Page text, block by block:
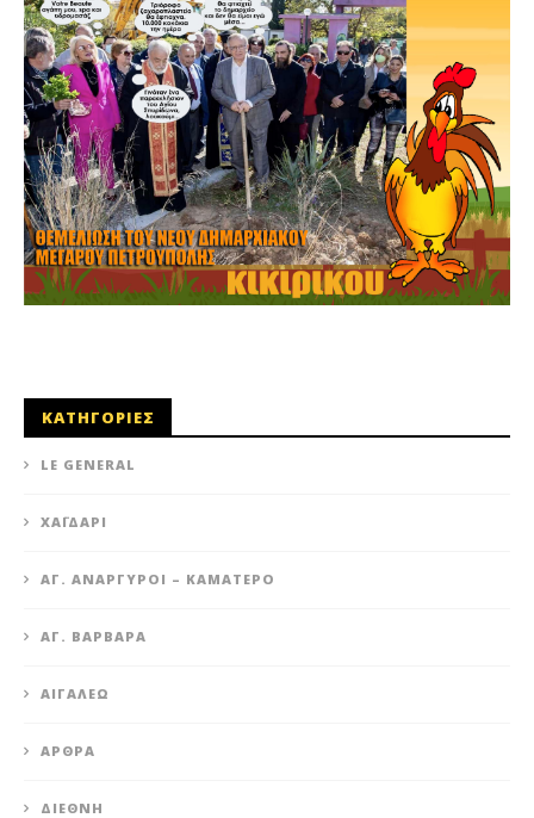
ΚΑΤΗΓΟΡΙΕΣ
LE GENERAL
XΑΪΔΆΡΙ
ΆΓ. ΑΝΆΡΓΥΡΟΙ – KΑΜΑΤΕΡΌ
ΑΓ. ΒΑΡΒΆΡΑ
ΑΙΓΆΛΕΩ
ΆΡΘΡΑ
ΔΙΕΘΝΉ